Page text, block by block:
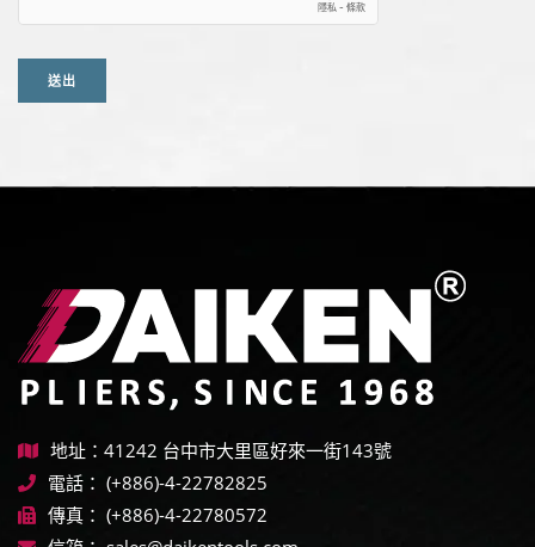
送出
地址：41242 台中市大里區好來一街143號
電話： (+886)-4-22782825
傳真： (+886)-4-22780572